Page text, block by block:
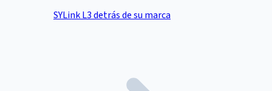
SYLink L3 detrás de su marca